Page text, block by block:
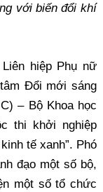
với biến đổi khí
hiệp Phụ nữ
Đổi mới sáng
– Bộ Khoa học
thi khởi nghiệp
tế xanh”. Phó
đạo một số bộ,
một số tổ chức